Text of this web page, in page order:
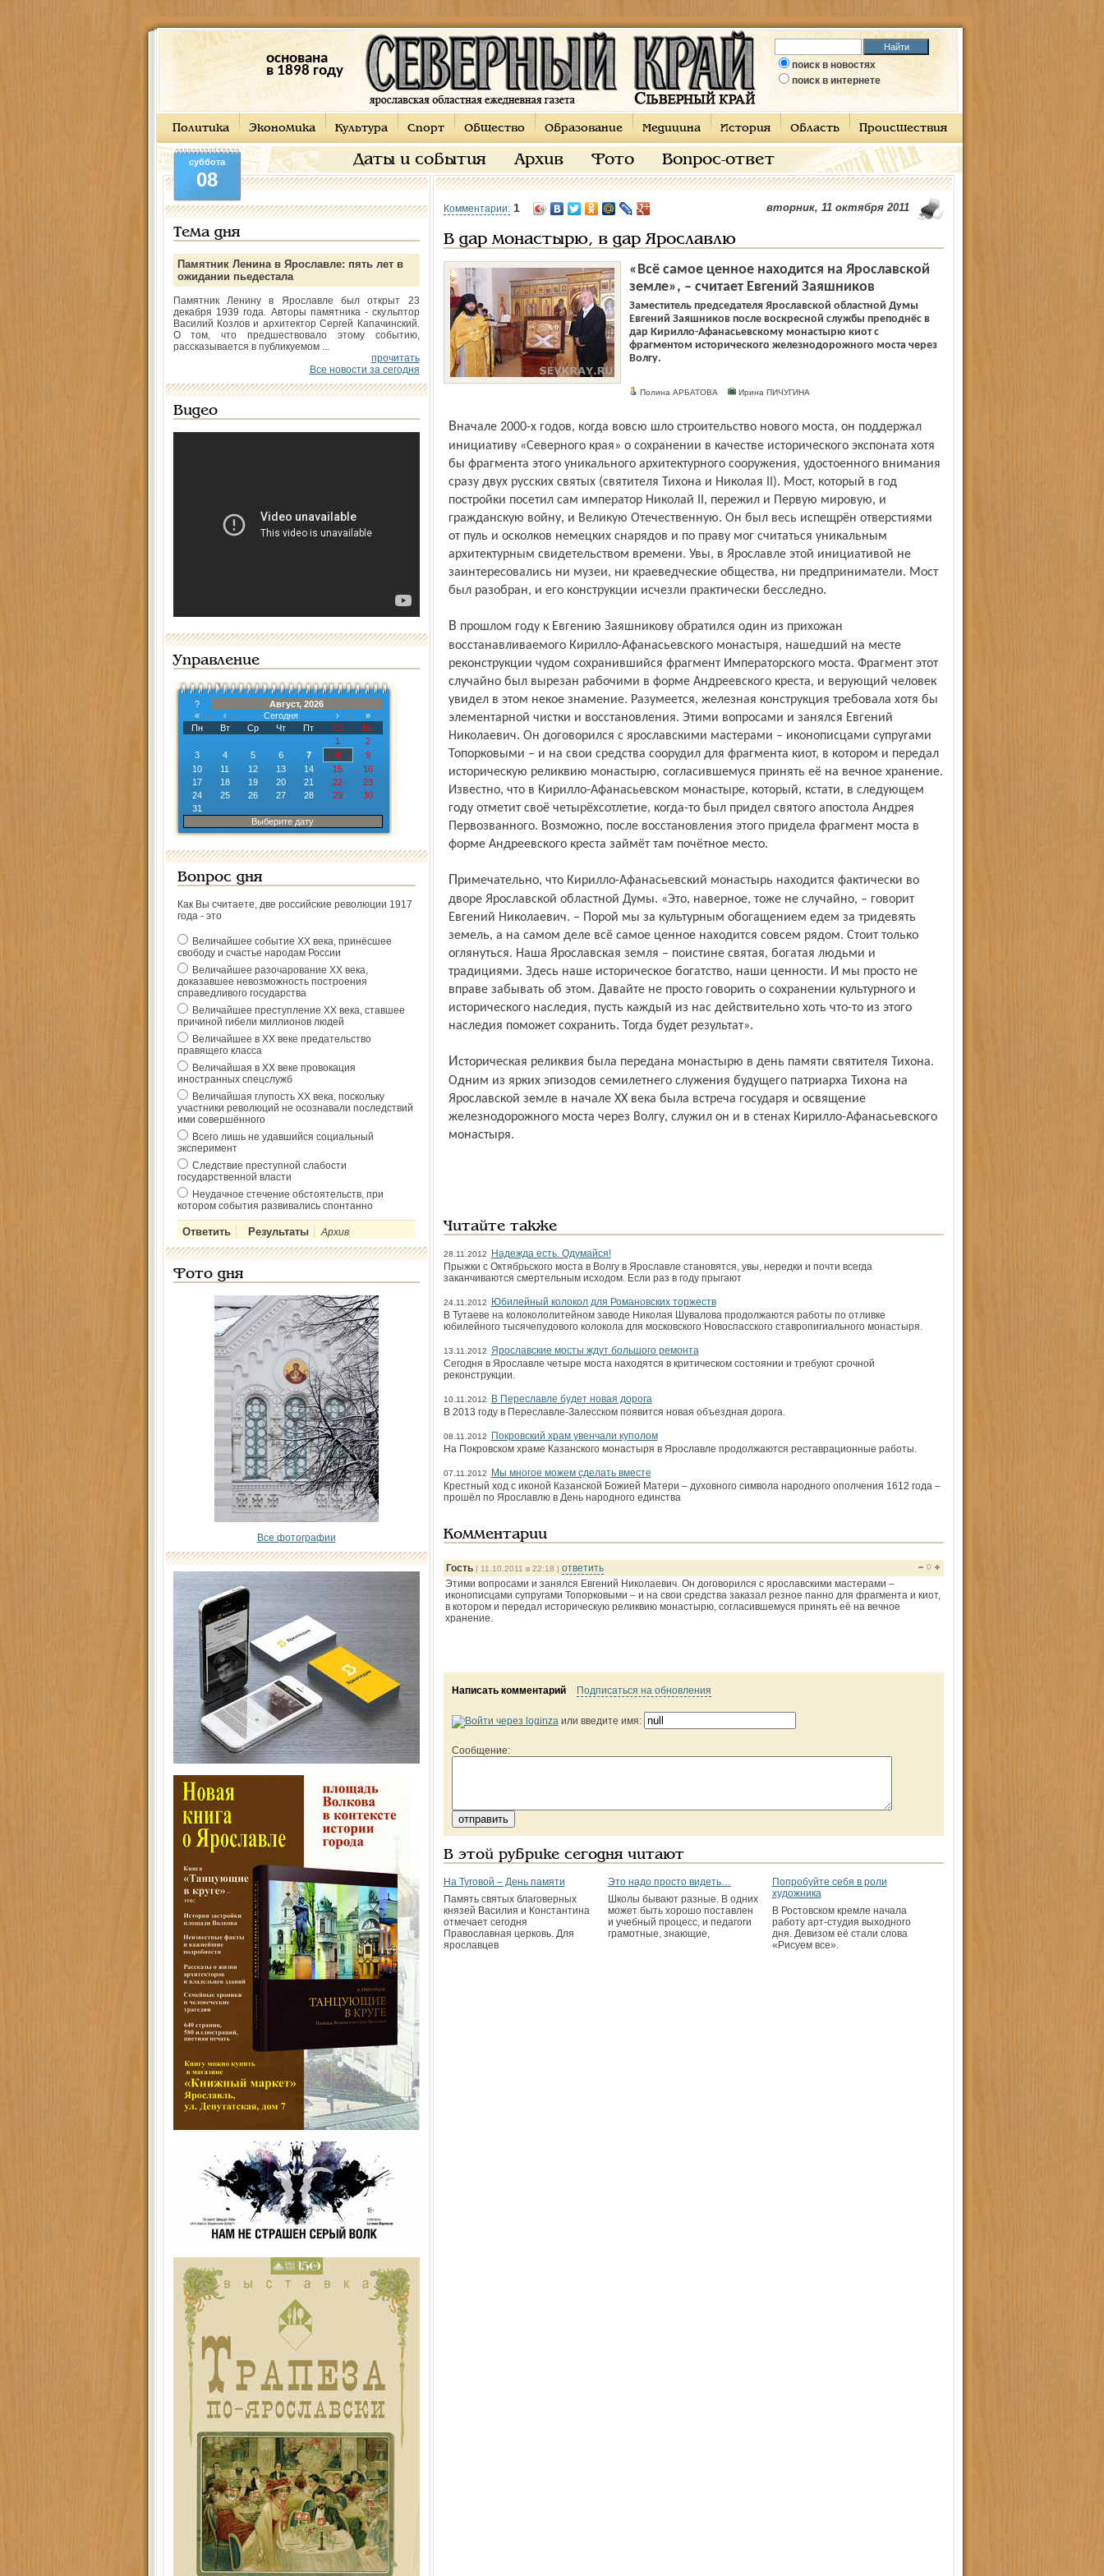
основана
в 1898 году
поиск в новостях
поиск в интернете
Политика Экономика Культура Спорт Общество Образование Медицина История Область Происшествия
Даты и события Архив Фото Вопрос-ответ
суббота
08
Тема дня
Памятник Ленина в Ярославле: пять лет в
ожидании пьедестала
Памятник Ленину в Ярославле был открыт 23
декабря 1939 года. Авторы памятника - скульптор
Василий Козлов и архитектор Сергей Капачинский.
О том, что предшествовало этому событию,
рассказывается в публикуемом ...
прочитать
Все новости за сегодня
Видео
Управление
?
Август, 2026
«
‹ Сегодня ›
»
Пн
Вт Ср Чт Пт Сб
Вс
1
2
3
4 5 6 7 8
9
10
11 12 13 14 15
16
17
18 19 20 21 22
23
24
25 26 27 28 29
30
31
Выберите дату
Вопрос дня
Как Вы считаете, две российские революции 1917
года - это
Величайшее событие ХХ века, принёсшее
свободу и счастье народам России
Величайшее разочарование ХХ века,
доказавшее невозможность построения
справедливого государства
Величайшее преступление ХХ века, ставшее
причиной гибели миллионов людей
Величайшее в ХХ веке предательство
правящего класса
Величайшая в ХХ веке провокация
иностранных спецслужб
Величайшая глупость ХХ века, поскольку
участники революций не осознавали последствий
ими совершённого
Всего лишь не удавшийся социальный
эксперимент
Следствие преступной слабости
государственной власти
Неудачное стечение обстоятельств, при
котором события развивались спонтанно
Архив
Фото дня
Все фотографии
Комментарии: 1 вторник, 11 октября 2011
В дар монастырю, в дар Ярославлю
«Всё самое ценное находится на Ярославской
земле», – считает Евгений Заяшников
Заместитель председателя Ярославской областной Думы
Евгений Заяшников после воскресной службы преподнёс в
дар Кирилло-Афанасьевскому монастырю киот с
фрагментом исторического железнодорожного моста через
Волгу.
Полина АРБАТОВА Ирина ПИЧУГИНА
Вначале 2000-х годов, когда вовсю шло строительство нового моста, он поддер­жал
инициативу «Северного края» о сохранении в качестве исторического экспоната хотя
бы фрагмента этого уникального архитектурного сооружения, удостоенного внимания
сразу двух русских святых (святителя Тихона и Николая II). Мост, который в год
постройки посетил сам император Николай II, пережил и Первую мировую, и
гражданскую войну, и Великую Отечественную. Он был весь испещрён отверстиями
от пуль и осколков немецких снарядов и по праву мог считаться уникальным
архитектурным свидетельством времени. Увы, в Ярославле этой инициативой не
заинтересовались ни музеи, ни краеведческие общества, ни предприниматели. Мост
был разобран, и его конструкции исчезли практически бесследно.
В прошлом году к Евгению Заяшникову обратился один из прихожан
восстанавливаемого Кирилло-Афанасьевского монастыря, нашедший на месте
реконструкции чудом сохранившийся фрагмент Императорского моста. Фрагмент этот
случайно был вырезан рабочими в форме Андреевского креста, и верующий человек
увидел в этом некое знамение. Разумеется, железная конструкция требовала хотя бы
элементарной чистки и восстановления. Этими вопросами и занялся Евгений
Николаевич. Он договорился с ярославскими мастерами – иконописцами супругами
Топорковыми – и на свои средства соорудил для фрагмента киот, в котором и передал
историческую реликвию монастырю, согласившемуся принять её на вечное хранение.
Известно, что в Кирилло-Афанасьевском монастыре, который, кстати, в следующем
году отметит своё четырёхсотлетие, когда-то был придел святого апостола Андрея
Первозванного. Возможно, после восстановления этого придела фрагмент моста в
форме Андреевского креста займёт там почётное место.
Примечательно, что Кирилло-Афанасьевский монастырь находится фактически во
дворе Ярославской областной Думы. «Это, наверное, тоже не случайно, – говорит
Евгений Николаевич. – Порой мы за культурным обогащением едем за тридевять
земель, а на самом деле всё самое ценное находится совсем рядом. Стоит только
оглянуться. Наша Ярославская земля – поистине святая, богатая людьми и
традициями. Здесь наше историческое богатство, наши ценности. И мы просто не
вправе забывать об этом. Давайте не просто говорить о сохранении культурного и
исторического наследия, пусть каждый из нас действительно хоть что-то из этого
наследия поможет сохранить. Тогда будет результат».
Историческая реликвия была передана монастырю в день памяти святителя Тихона.
Одним из ярких эпизодов семилетнего служения будущего патриарха Тихона на
Ярославской земле в начале XX века была встреча государя и освящение
железнодорожного моста через Волгу, служил он и в стенах Кирилло-Афанасьевского
монастыря.
Читайте также
28.11.2012
Надежда есть. Одумайся!
Прыжки с Октябрьского моста в Волгу в Ярославле становятся, увы, нередки и почти всегда
заканчиваются смертельным исходом. Если раз в году прыгают
24.11.2012
Юбилейный колокол для Романовских торжеств
В Тутаеве на колокололитейном заводе Николая Шувалова продолжаются работы по отливке
юбилейного тысячепудового колокола для московского Новоспасского ставропигиального монастыря.
13.11.2012 Ярославские мосты ждут большого ремонта
Сегодня в Ярославле четыре моста находятся в критическом состоянии и требуют срочной
реконструкции.
10.11.2012
В Переславле будет новая дорога
В 2013 году в Переславле-Залесском появится новая объездная дорога.
08.11.2012
Покровский храм увенчали куполом
На Покровском храме Казанского монастыря в Ярославле продолжаются реставрационные работы.
07.11.2012
Мы многое можем сделать вместе
Крестный ход с иконой Казанской Божией Матери – духовного символа народного ополчения 1612 года –
прошёл по Ярославлю в День народного единства
Комментарии
Гость| 11.10.2011 в 22:18 | ответить 0
Этими вопросами и занялся Евгений Николаевич. Он договорился с ярославскими мастерами –
иконописцами супругами Топорковыми – и на свои средства заказал резное панно для фрагмента и киот,
в котором и передал историческую реликвию монастырю, согласившемуся принять её на вечное
хранение.
Написать комментарий Подписаться на обновления
или введите имя:
Сообщение:
В этой рубрике сегодня читают
На Туговой – День памяти
Память святых благоверных
князей Василия и Константина
отмечает сегодня
Православная церковь. Для
ярославцев
Это надо просто видеть…
Школы бывают разные. В одних
может быть хорошо поставлен
и учебный процесс, и педагоги
грамотные, знающие,
Попробуйте себя в роли
художника
В Ростовском кремле начала
работу арт-студия выходного
дня. Девизом её стали слова
«Рисуем все».